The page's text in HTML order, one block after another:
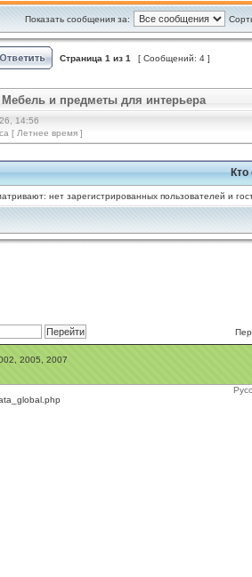
Показать сообщения за:
Страница 1 из 1 [ Сообщений: 4 ]
Мебель и предметы для интерьера
14:56
[ Летнее время ]
Кто
нет зарегистрированных пользователей и
2005, 2007